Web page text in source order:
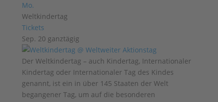
Mo.
Weltkindertag
Tickets
Sep. 20 ganztägig
Der Weltkindertag – auch Kindertag, Internationaler
Kindertag oder Internationaler Tag des Kindes
genannt, ist ein in über 145 Staaten der Welt
begangener Tag, um auf die besonderen